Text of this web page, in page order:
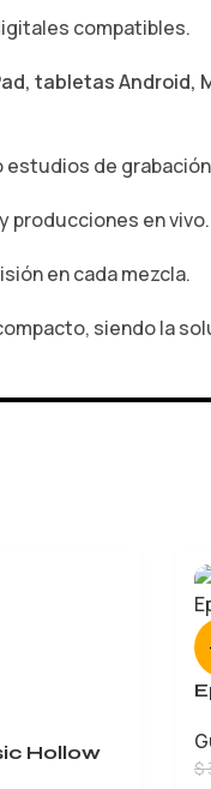
compatibles.
tabletas Android,
estudios de
producciones en vivo.
en cada mezcla.
siendo la
Hollow
$